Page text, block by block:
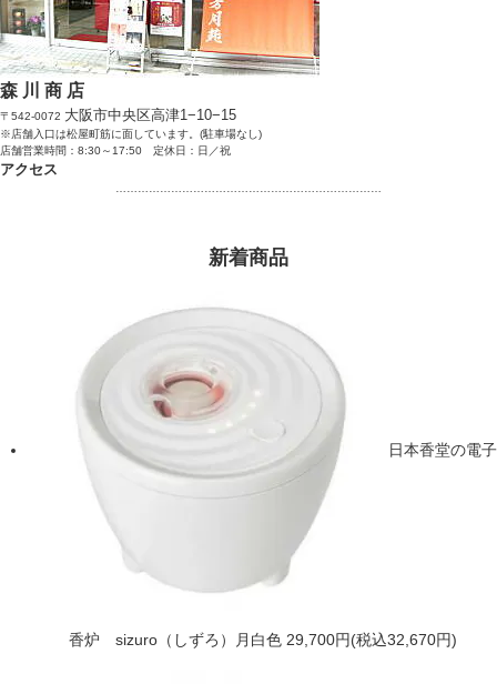
森 川 商 店
〒542-0072 大阪市中央区高津1−10−15
※店舗入口は松屋町筋に面しています。(駐車場なし)
店舗営業時間：8:30～17:50 定休日：日／祝
アクセス
新着商品
日本香堂の電子
香炉 sizuro（しずろ）月白色 29,700円(税込32,670円)